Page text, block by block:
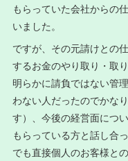
もらっていた会社からの
いました。
ですが、その元請けとの
するお金のやり取り・取
明らかに請負ではない管
わない人だったのでかな
す）、今後の経営面につ
もらっている方と話し合
でも直接個人のお客様と